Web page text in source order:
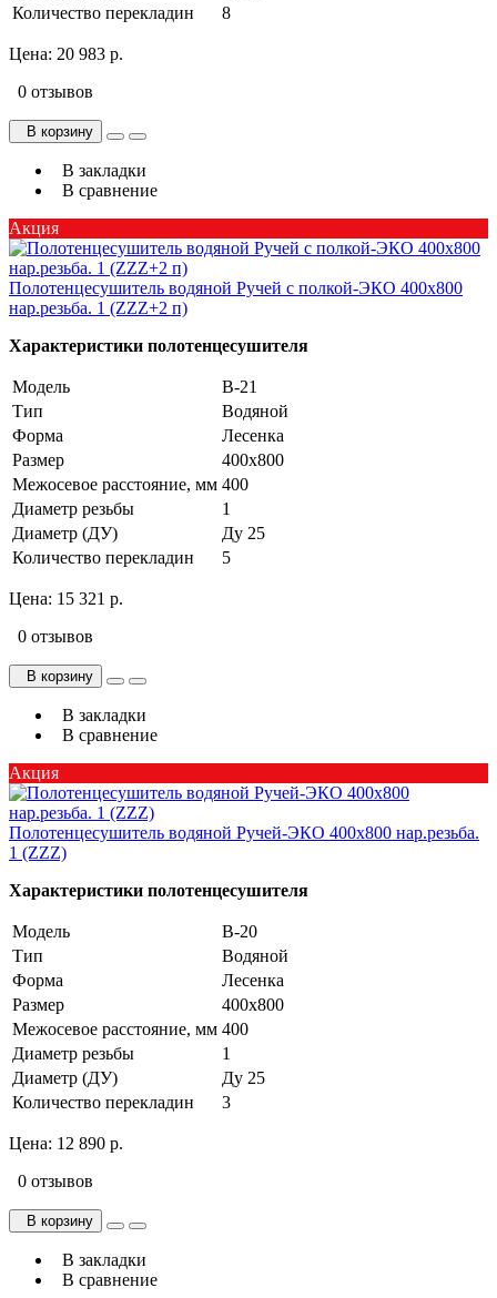
Количество перекладин
8
Цена: 20 983 р.
0 отзывов
В корзину
В закладки
В сравнение
Акция
Полотенцесушитель водяной Ручей с полкой-ЭКО 400х800
нар.резьба. 1 (ZZZ+2 п)
Характеристики полотенцесушителя
Модель
В-21
Тип
Водяной
Форма
Лесенка
Размер
400х800
Межосевое расстояние, мм 400
Диаметр резьбы
1
Диаметр (ДУ)
Ду 25
Количество перекладин
5
Цена: 15 321 р.
0 отзывов
В корзину
В закладки
В сравнение
Акция
Полотенцесушитель водяной Ручей-ЭКО 400х800 нар.резьба.
1 (ZZZ)
Характеристики полотенцесушителя
Модель
В-20
Тип
Водяной
Форма
Лесенка
Размер
400х800
Межосевое расстояние, мм 400
Диаметр резьбы
1
Диаметр (ДУ)
Ду 25
Количество перекладин
3
Цена: 12 890 р.
0 отзывов
В корзину
В закладки
В сравнение